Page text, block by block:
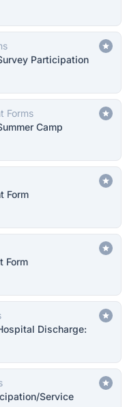
Participation
Forms
Camp
Form
Form
Discharge:
Service